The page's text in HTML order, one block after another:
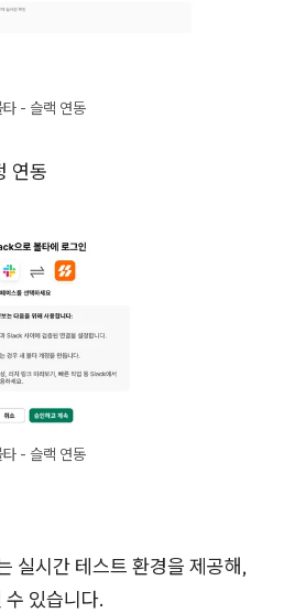
타 - 슬랙 연동
연동
타 - 슬랙 연동
실시간 테스트 환경을 제공해,
있습니다.